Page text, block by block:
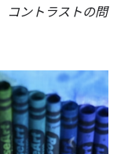
コントラストの問